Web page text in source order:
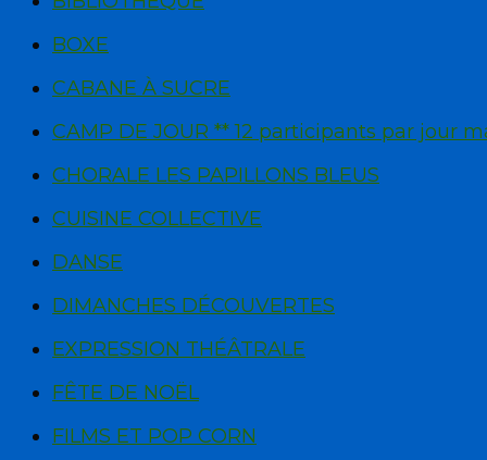
BOXE
CABANE À SUCRE
CAMP DE JOUR ** 12 participants par jour
CHORALE LES PAPILLONS BLEUS
CUISINE COLLECTIVE
DANSE
DIMANCHES DÉCOUVERTES
EXPRESSION THÉÂTRALE
FÊTE DE NOËL
FILMS ET POP CORN